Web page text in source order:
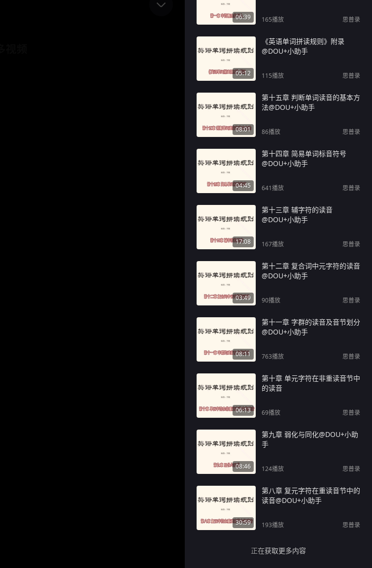
06:39 165播放 思普录
05:12
《英语单词拼读规则》附录
@DOU+小助手
115播放 思普录
08:01
第十五章 判断单词读音的基本方
法@DOU+小助手
86播放 思普录
04:45
第十四章 简易单词标音符号
@DOU+小助手
641播放 思普录
17:08
第十三章 辅字符的读音
@DOU+小助手
167播放 思普录
03:49
第十二章 复合词中元字符的读音
@DOU+小助手
90播放 思普录
08:11
第十一章 字群的读音及音节划分
@DOU+小助手
763播放 思普录
06:13
第十章 单元字符在非重读音节中
的读音
69播放 思普录
08:46
第九章 弱化与同化@DOU+小助
手
124播放 思普录
30:59
第八章 复元字符在重读音节中的
读音@DOU+小助手
193播放 思普录
正在获取更多内容